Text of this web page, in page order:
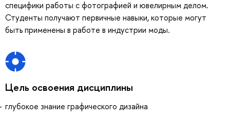
специфики работы с фотографией и ювелирным делом.
Студенты получают первичные навыки, которые могут
быть применены в работе в индустрии моды.
Цель освоения дисциплины
глубокое знание графического дизайна